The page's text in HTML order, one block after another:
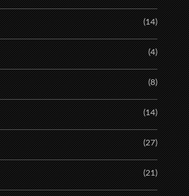
(14)
(4)
(8)
(14)
(27)
(21)